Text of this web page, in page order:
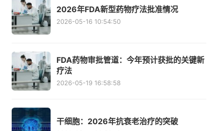
2026年FDA新型药物疗法批准情况
2026-05-16 10:54:50
FDA药物审批管道：今年预计获批的关键新
疗法
2026-05-19 16:58:58
干细胞：2026年抗衰老治疗的突破